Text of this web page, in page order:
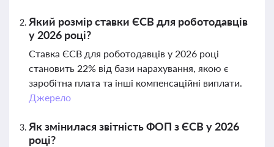
Який розмір ставки ЄСВ для роботодавців
у 2026 році?
Ставка ЄСВ для роботодавців у 2026 році
становить 22% від бази нарахування, якою є
заробітна плата та інші компенсаційні виплати.
Джерело
Як змінилася звітність ФОП з ЄСВ у 2026
році?